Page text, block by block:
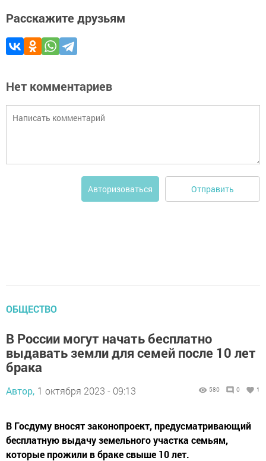
Расскажите друзьям
Нет комментариев
Авторизоваться Отправить
ОБЩЕСТВО
В России могут начать бесплатно
выдавать земли для семей после 10 лет
брака
Автор, 1 октября 2023 - 09:13 580 0 1
В Госдуму вносят законопроект, предусматривающий
бесплатную выдачу земельного участка семьям,
которые прожили в браке свыше 10 лет.